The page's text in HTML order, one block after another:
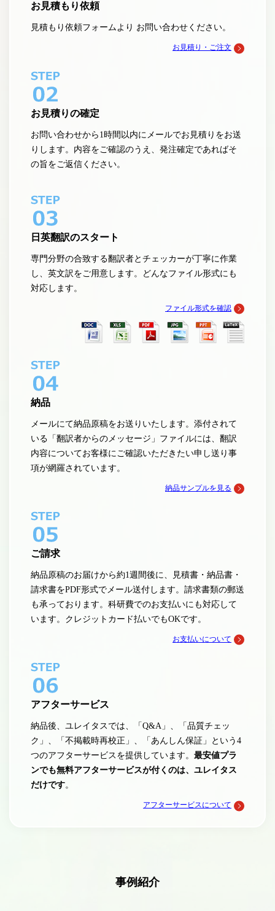
お見積もり依頼
見積もり依頼フォームより お問い合わせください。
お見積り・ご注文
お見積りの確定
お問い合わせから1時間以内にメールでお見積りをお送
りします。内容をご確認のうえ、発注確定であればそ
の旨をご返信ください。
日英翻訳のスタート
専門分野の合致する翻訳者とチェッカーが丁寧に作業
し、英文訳をご用意します。どんなファイル形式にも
対応します。
ファイル形式を確認
納品
メールにて納品原稿をお送りいたします。添付されて
いる「翻訳者からのメッセージ」ファイルには、翻訳
内容についてお客様にご確認いただきたい申し送り事
項が網羅されています。
納品サンプルを見る
ご請求
納品原稿のお届けから約1週間後に、見積書・納品書・
請求書をPDF形式でメール送付します。請求書類の郵送
も承っております。科研費でのお支払いにも対応して
います。クレジットカード払いでもOKです。
お支払いについて
アフターサービス
納品後、ユレイタスでは、「Q&A」、「品質チェッ
ク」、「不掲載時再校正」、「あんしん保証」という4
つのアフターサービスを提供しています。 最安値プラ
ンでも無料アフターサービスが付くのは、ユレイタス
だけです。
アフターサービスについて
事例紹介